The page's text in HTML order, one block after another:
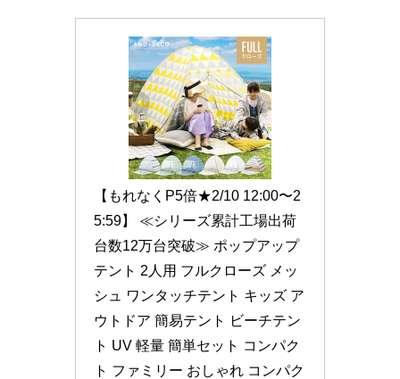
【もれなくP5倍★2/10 12:00〜2
5:59】 ≪シリーズ累計工場出荷
台数12万台突破≫ ポップアップ
テント 2人用 フルクローズ メッ
シュ ワンタッチテント キッズ ア
ウトドア 簡易テント ビーチテン
ト UV 軽量 簡単セット コンパク
ト ファミリー おしゃれ コンパク